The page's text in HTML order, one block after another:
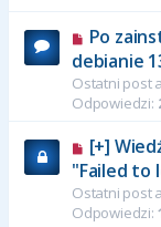
Po
debianie
Ostatni post
Odpowiedzi:
[+]
"Failed to
Ostatni post
Odpowiedzi: